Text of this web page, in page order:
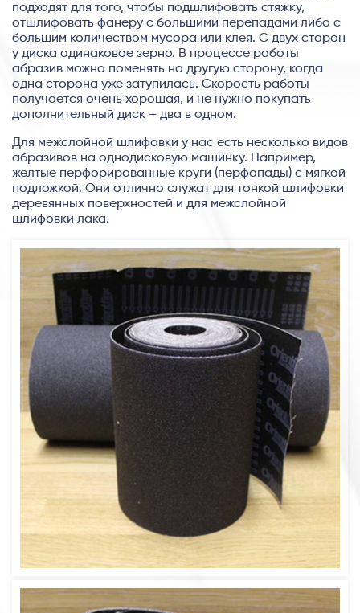
подходят для того, чтобы подшлифовать стяжку,
отшлифовать фанеру с большими перепадами либо с
большим количеством мусора или клея. С двух сторон
у диска одинаковое зерно. В процессе работы
абразив можно поменять на другую сторону, когда
одна сторона уже затупилась. Скорость работы
получается очень хорошая, и не нужно покупать
дополнительный диск – два в одном.
Для межслойной шлифовки у нас есть несколько видов
абразивов на однодисковую машинку. Например,
желтые перфорированные круги (перфопады) с мягкой
подложкой. Они отлично служат для тонкой шлифовки
деревянных поверхностей и для межслойной
шлифовки лака.